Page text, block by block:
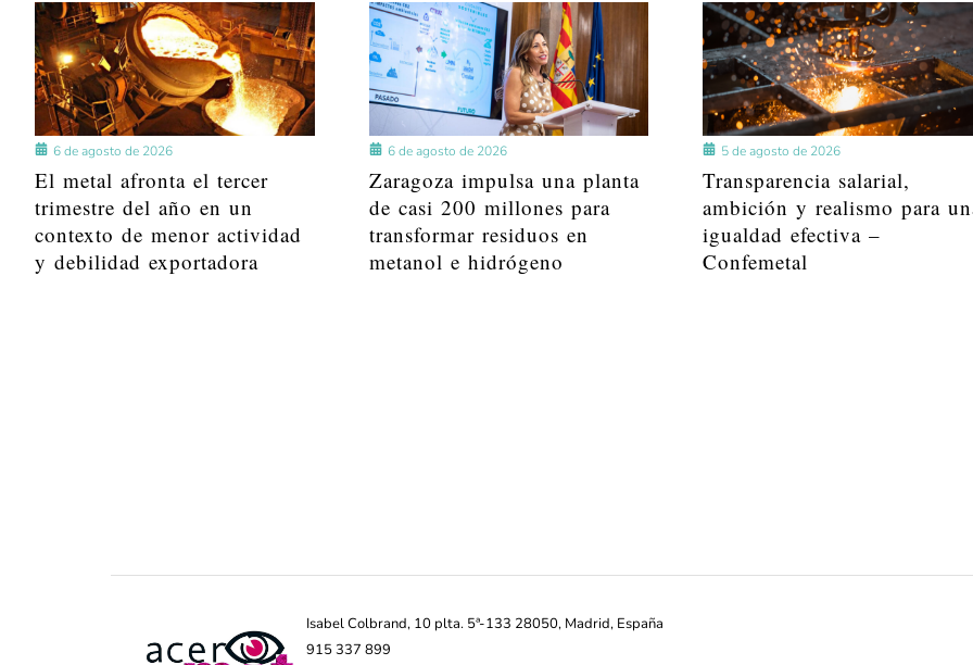
6 de agosto de 2026
El metal afronta el tercer
trimestre del año en un
contexto de menor actividad
y debilidad exportadora
6 de agosto de 2026
Zaragoza impulsa una planta
de casi 200 millones para
transformar residuos en
metanol e hidrógeno
5 de agosto de 2026
Transparencia salarial,
ambición y realismo para
igualdad efectiva –
Confemetal
Isabel Colbrand, 10 plta. 5ª-133 28050, Madrid, España
915 337 899